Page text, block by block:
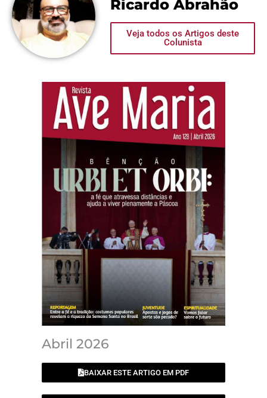
Ricardo Abrahão
Veja todos os Artigos deste
Colunista
Abril 2026
BAIXAR ESTE ARTIGO EM PDF